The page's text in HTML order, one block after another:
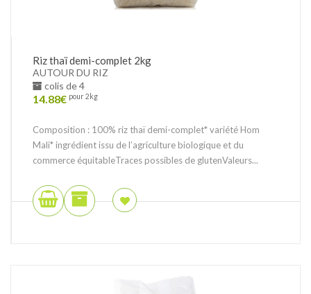
Riz thaï demi-complet 2kg
AUTOUR DU RIZ
colis de 4
14.88€ pour 2kg
Composition : 100% riz thaï demi-complet* variété Hom
Mali* ingrédient issu de l’agriculture biologique et du
commerce équitableTraces possibles de glutenValeurs...